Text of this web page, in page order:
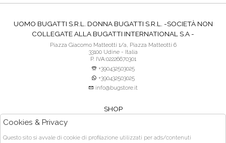
UOMO BUGATTI S.R.L. DONNA BUGATTI S.R.L. -SOCIETÀ NON
COLLEGATE ALLA BUGATTI INTERNATIONAL S.A -
Piazza Giacomo Matteotti 1/a, Piazza Matteotti 6
33100 Udine - Italia
P. IVA:02226670301
+390432503025
+390432503025
info@bugstore.it
SHOP
ACQUISTO SICURO
Cookies & Privacy
Questo sito si avvale di cookie di profilazione utilizzati per ads/contenuti